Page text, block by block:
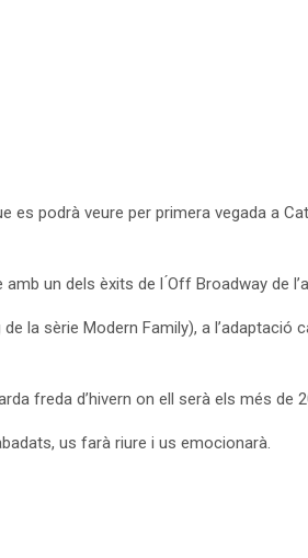
es podrà veure per primera vegada a
un dels èxits de l ́Off Broadway de
la sèrie Modern Family), a l’adaptació
freda d’hivern on ell serà els més de
us farà riure i us emocionarà.